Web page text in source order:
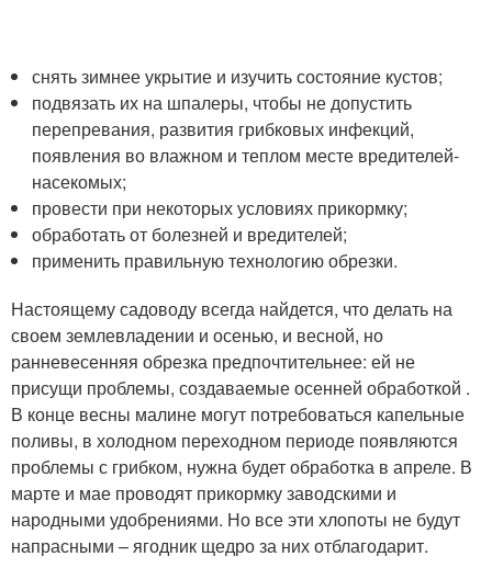
снять зимнее укрытие и изучить состояние кустов;
подвязать их на шпалеры, чтобы не допустить
перепревания, развития грибковых инфекций,
появления во влажном и теплом месте вредителей-
насекомых;
провести при некоторых условиях прикормку;
обработать от болезней и вредителей;
применить правильную технологию обрезки.
Настоящему садоводу всегда найдется, что делать на
своем землевладении и осенью, и весной, но
ранневесенняя обрезка предпочтительнее: ей не
присущи проблемы, создаваемые осенней обработкой .
В конце весны малине могут потребоваться капельные
поливы, в холодном переходном периоде появляются
проблемы с грибком, нужна будет обработка в апреле. В
марте и мае проводят прикормку заводскими и
народными удобрениями. Но все эти хлопоты не будут
напрасными – ягодник щедро за них отблагодарит.